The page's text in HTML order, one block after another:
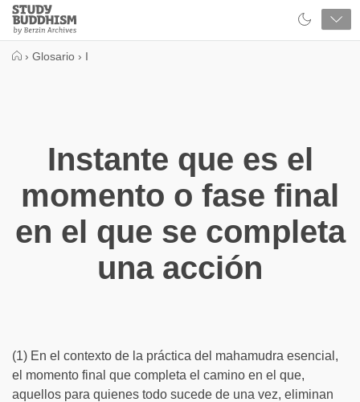
Close
Study
Buddhism
› Glosario › I
Instante que es el
momento o fase final
en el que se completa
una acción
(1) En el contexto de la práctica del mahamudra esencial,
el momento final que completa el camino en el que,
aquellos para quienes todo sucede de una vez, eliminan